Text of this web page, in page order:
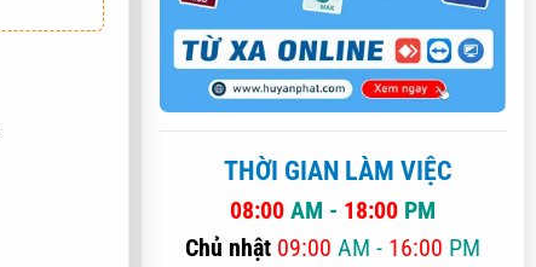
THỜI GIAN LÀM VIỆC
08:00 AM - 18:00 PM
Chủ nhật 09:00 AM - 16:00 PM